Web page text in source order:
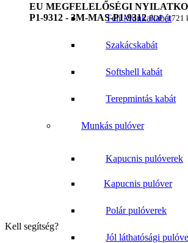
Téli Munkakabát
Szakácskabát
Softshell kabát
Terepmintás kabát
Munkás pulóver
Kapucnis pulóverek
Kapucnis pulóver
Polár pulóverek
Jól láthatósági
EU MEGFELELŐSÉGI
P1-9312 - 3M-MAS-P1-9312 PDF (1721
Kell segítség?